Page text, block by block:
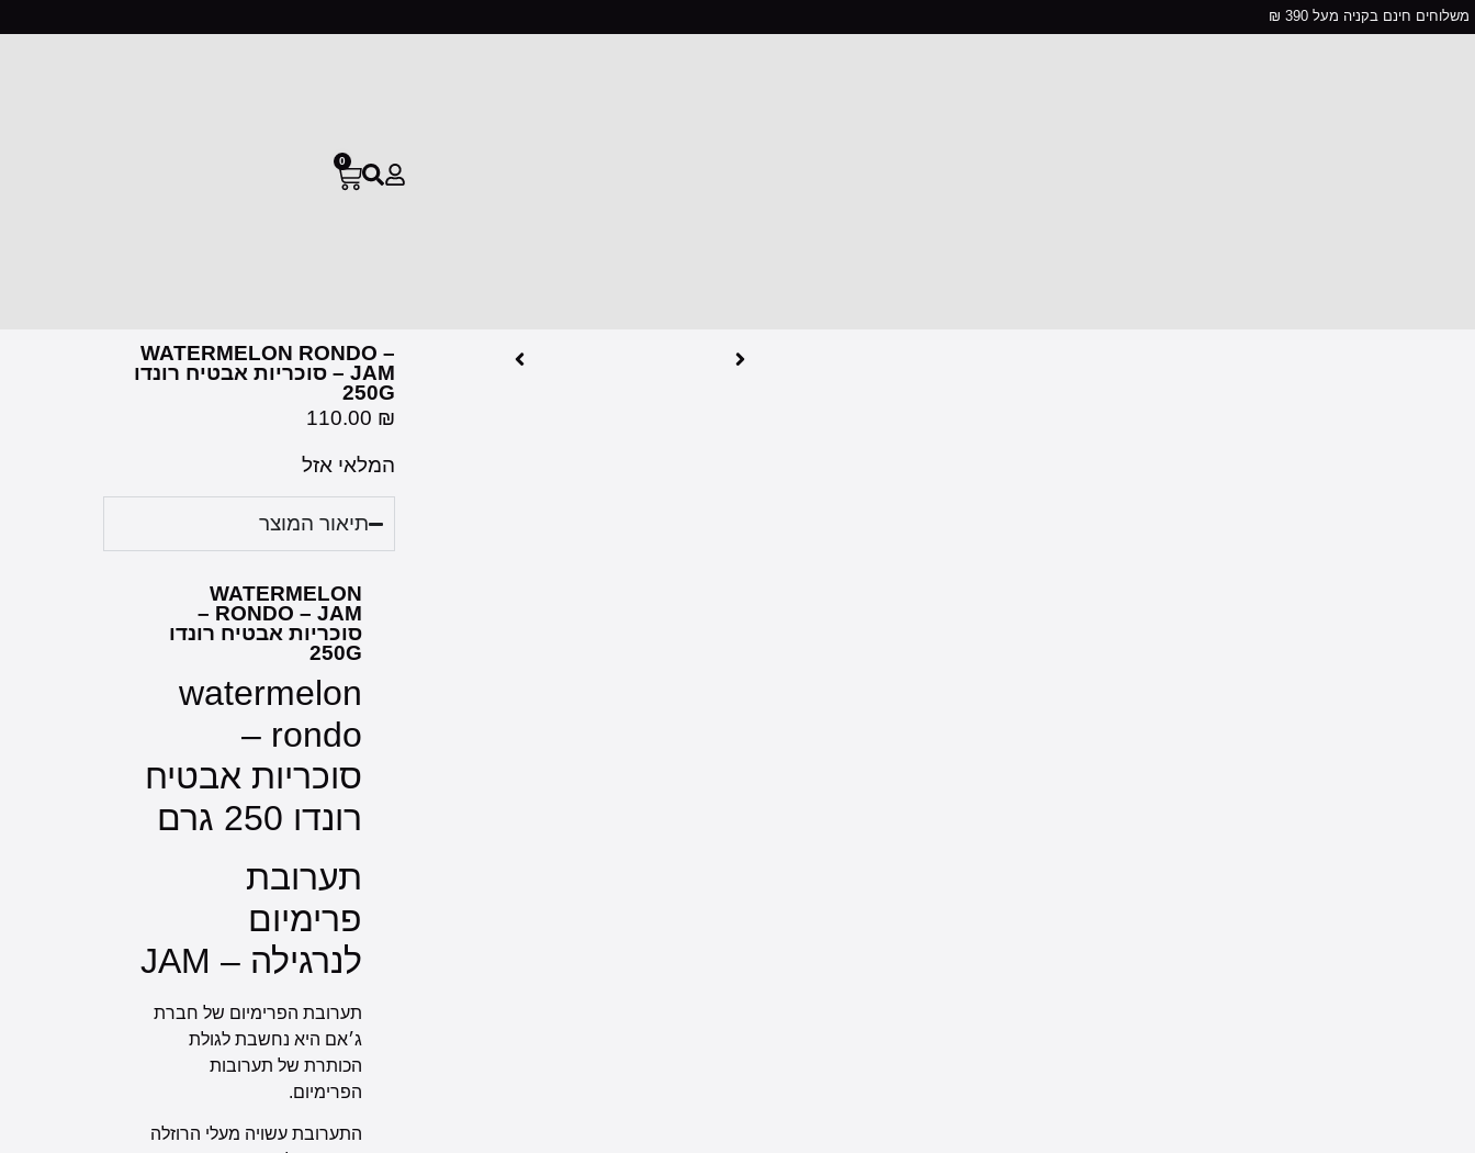
משלוחים חינם בקניה מעל 390 ₪
0
WATERMELON RONDO –
JAM – סוכריות אבטיח רונדו
250G
110.00 ₪
המלאי אזל
תיאור המוצר
WATERMELON
RONDO – JAM –
סוכריות אבטיח רונדו
250G
watermelon
rondo –
סוכריות אבטיח
רונדו 250 גרם
תערובת
פרימיום
לנרגילה – JAM
תערובת הפרימיום של חברת
ג׳אם היא נחשבת לגולת
הכותרת של תערובות
הפרימיום.
התערובת עשויה מעלי הרוזלה